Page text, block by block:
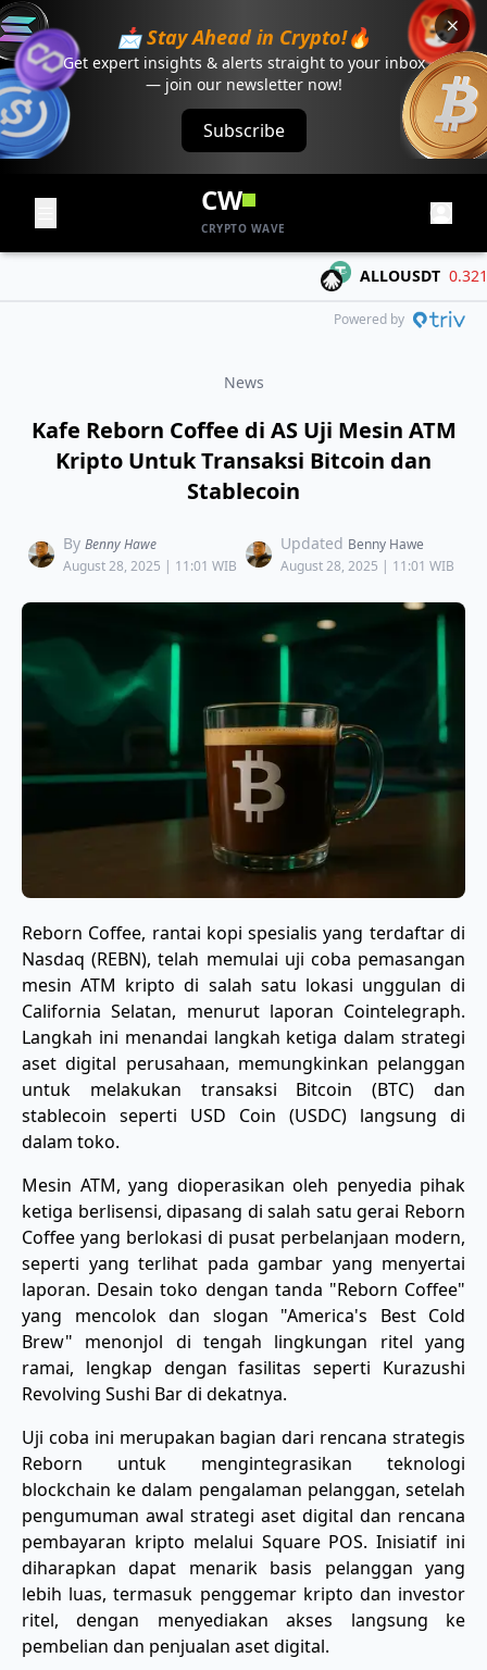
📩 Stay Ahead in Crypto!🔥
Get expert insights & alerts straight to your inbox
— join our newsletter now!
Subscribe
CW
CRYPTO WAVE
ALLOUSDT 0.3214 -
Powered by
News
Kafe Reborn Coffee di AS Uji Mesin ATM
Kripto Untuk Transaksi Bitcoin dan
Stablecoin
By Benny Hawe
August 28, 2025 | 11:01 WIB
Updated Benny Hawe
August 28, 2025 | 11:01 WIB
Reborn Coffee, rantai kopi spesialis yang terdaftar di
Nasdaq (REBN), telah memulai uji coba pemasangan
mesin ATM kripto di salah satu lokasi unggulan di
California Selatan, menurut laporan Cointelegraph.
Langkah ini menandai langkah ketiga dalam strategi
aset digital perusahaan, memungkinkan pelanggan
untuk melakukan transaksi Bitcoin (BTC) dan
stablecoin seperti USD Coin (USDC) langsung di
dalam toko.
Mesin ATM, yang dioperasikan oleh penyedia pihak
ketiga berlisensi, dipasang di salah satu gerai Reborn
Coffee yang berlokasi di pusat perbelanjaan modern,
seperti yang terlihat pada gambar yang menyertai
laporan. Desain toko dengan tanda "Reborn Coffee"
yang mencolok dan slogan "America's Best Cold
Brew" menonjol di tengah lingkungan ritel yang
ramai, lengkap dengan fasilitas seperti Kurazushi
Revolving Sushi Bar di dekatnya.
Uji coba ini merupakan bagian dari rencana strategis
Reborn untuk mengintegrasikan teknologi
blockchain ke dalam pengalaman pelanggan, setelah
pengumuman awal strategi aset digital dan rencana
pembayaran kripto melalui Square POS. Inisiatif ini
diharapkan dapat menarik basis pelanggan yang
lebih luas, termasuk penggemar kripto dan investor
ritel, dengan menyediakan akses langsung ke
pembelian dan penjualan aset digital.